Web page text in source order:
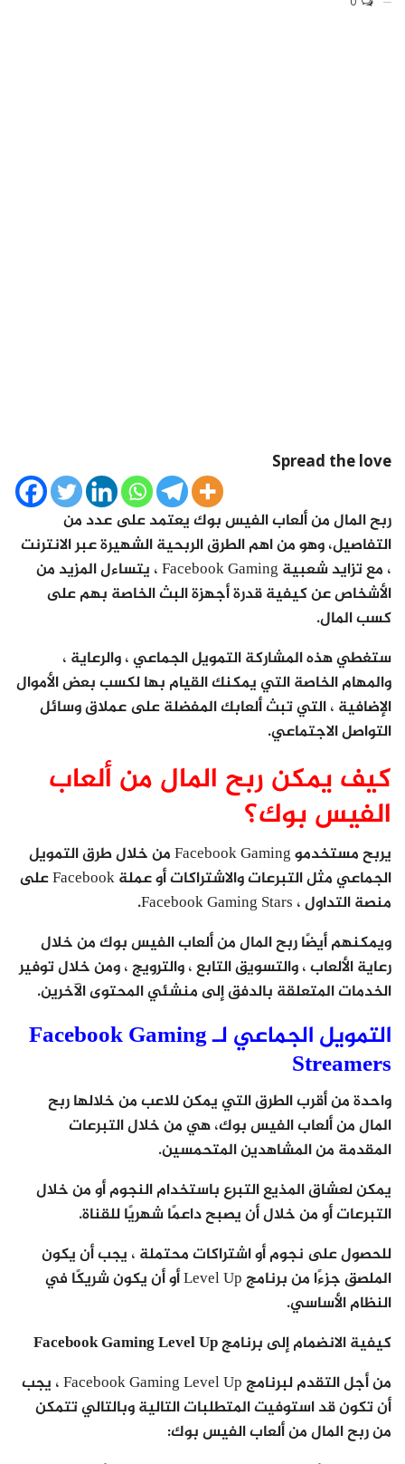
Spread the love
ربح المال من ألعاب الفيس بوك يعتمد على عدد من
التفاصيل، وهو من اهم الطرق الربحية الشهيرة عبر الانترنت
، مع تزايد شعبية Facebook Gaming ، يتساءل المزيد من
الأشخاص عن كيفية قدرة أجهزة البث الخاصة بهم على
كسب المال.
ستغطي هذه المشاركة التمويل الجماعي ، والرعاية ،
والمهام الخاصة التي يمكنك القيام بها لكسب بعض الأموال
الإضافية ، التي تبث ألعابك المفضلة على عملاق وسائل
التواصل الاجتماعي.
كيف يمكن ربح المال من ألعاب
الفيس بوك؟
يربح مستخدمو Facebook Gaming من خلال طرق التمويل
الجماعي مثل التبرعات والاشتراكات أو عملة Facebook على
منصة التداول ، Facebook Gaming Stars.
ويمكنهم أيضًا ربح المال من ألعاب الفيس بوك من خلال
رعاية الألعاب ، والتسويق التابع ، والترويج ، ومن خلال توفير
الخدمات المتعلقة بالدفق إلى منشئي المحتوى الآخرين.
التمويل الجماعي لـ Facebook Gaming
Streamers
واحدة من أقرب الطرق التي يمكن للاعب من خلالها ربح
المال من ألعاب الفيس بوك، هي من خلال التبرعات
المقدمة من المشاهدين المتحمسين.
يمكن لعشاق المذيع التبرع باستخدام النجوم أو من خلال
التبرعات أو من خلال أن يصبح داعمًا شهريًا للقناة.
للحصول على نجوم أو اشتراكات محتملة ، يجب أن يكون
الملصق جزءًا من برنامج Level Up أو أن يكون شريكًا في
النظام الأساسي.
كيفية الانضمام إلى برنامج Facebook Gaming Level Up
من أجل التقدم لبرنامج Facebook Gaming Level Up ، يجب
أن تكون قد استوفيت المتطلبات التالية وبالتالي تتمكن
من ربح المال من ألعاب الفيس بوك: